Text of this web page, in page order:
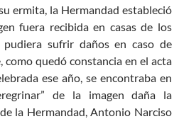
ermita, la Hermandad estableció
fuera recibida en casas de los
sufrir daños en caso de
como quedó constancia en el acta
ese año, se encontraba en
de la imagen daña la
la Hermandad, Antonio Narciso